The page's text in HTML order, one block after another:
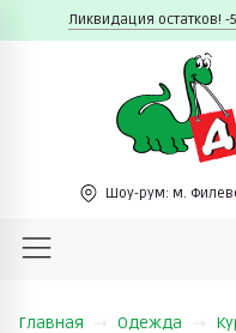
Ликвидация остатков! -
Шоу-рум: м.
Главная Одежда